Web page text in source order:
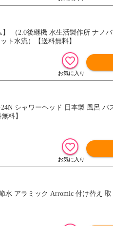
（2.0後継機 水生活製作所 ナノ
ト水流）【送料無料】
シャワーヘッド 日本製 風呂 バ
料】
アラミック Arromic 付け替え